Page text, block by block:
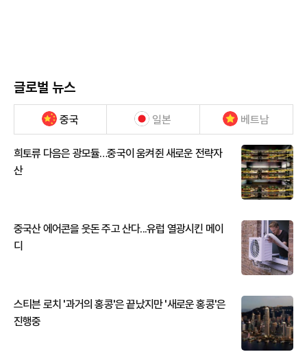
글로벌 뉴스
중국 일본 베트남
희토류 다음은 광모듈…중국이 움켜쥔 새로운 전략자
산
중국산 에어콘을 웃돈 주고 산다...유럽 열광시킨 메이
디
스티븐 로치 '과거의 홍콩'은 끝났지만 '새로운 홍콩'은
진행중